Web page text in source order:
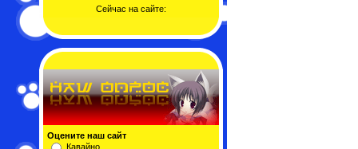
Сейчас на сайте:
Оцените наш сайт
Кавайно